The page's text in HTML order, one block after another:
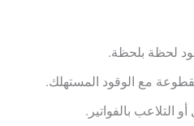
لحظة بلحظة.
مع الوقود المستهلك.
التلاعب بالفواتير.